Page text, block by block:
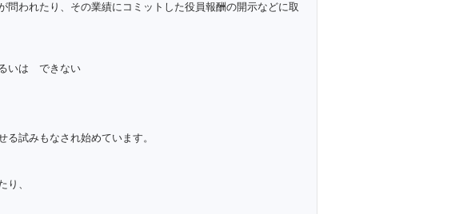
われたり、その業績にコミットした役員報酬の開示などに取
いは できない
試みもなされ始めています。
り、